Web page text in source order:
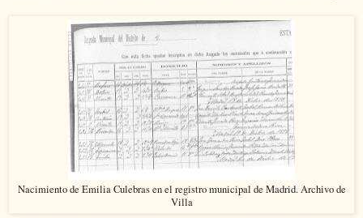
Nacimiento de Emilia Culebras en el registro municipal de Madrid. Archivo de
Villa